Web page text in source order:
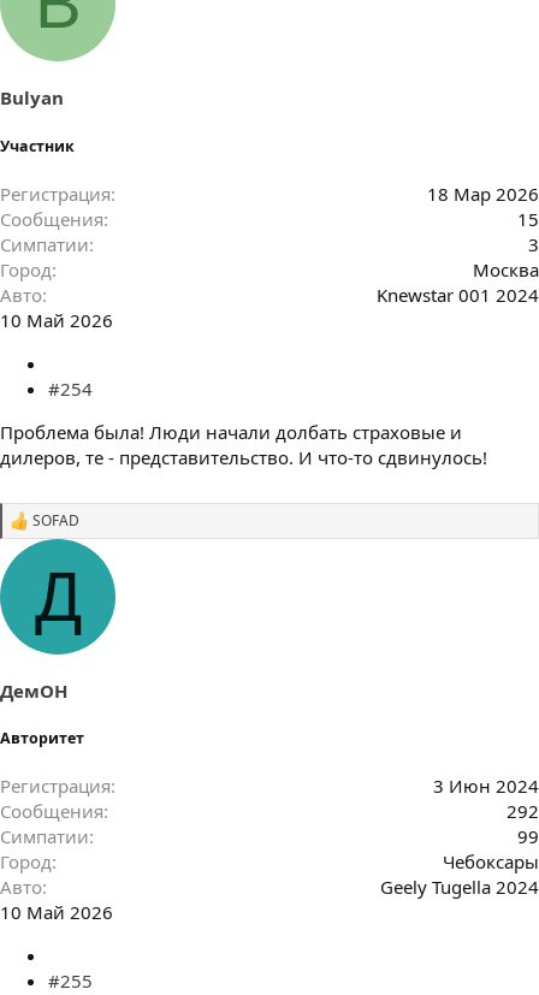
т
и
:
Bulyan
Участник
Регистрация
18 Мар 2026
Сообщения
15
Симпатии
3
Город
Москва
Авто
Knewstar 001 2024
10 Май 2026
#254
Проблема была! Люди начали долбать страховые и
дилеров, те - представительство. И что-то сдвинулось!
С
м
т
и
:
SOFAD
Д
ДемОН
Авторитет
Регистрация
3 Июн 2024
Сообщения
292
Симпатии
99
Город
Чебоксары
Авто
Geely Tugella 2024
10 Май 2026
#255